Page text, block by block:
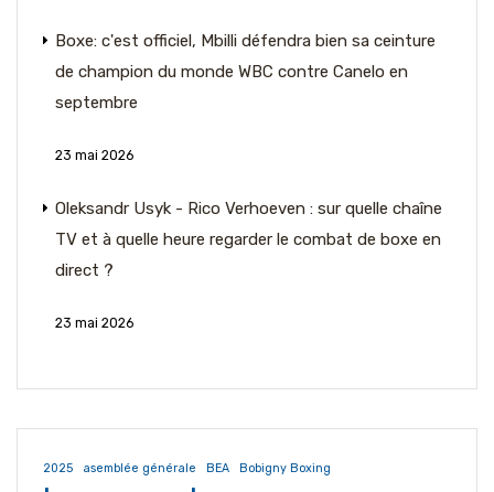
Boxe: c'est officiel, Mbilli défendra bien sa ceinture
de champion du monde WBC contre Canelo en
septembre
23 mai 2026
Oleksandr Usyk - Rico Verhoeven : sur quelle chaîne
TV et à quelle heure regarder le combat de boxe en
direct ?
23 mai 2026
2025 asemblée générale BEA Bobigny Boxing